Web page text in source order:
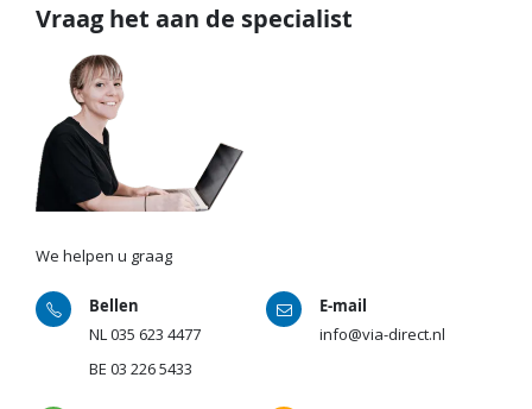
Vraag het aan de specialist
We helpen u graag
Bellen
NL035 623 4477
BE 03 226 5433
E-mail
info@via-direct.nl